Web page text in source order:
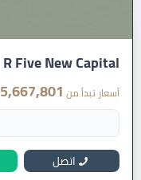
R Five New Capital
أسعار تبدأ من 5,667,801 ج.م
اتصل